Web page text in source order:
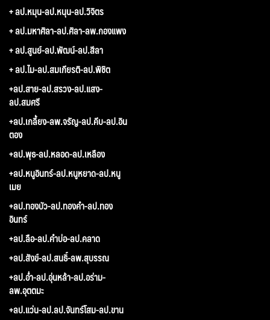
+ ลป.หมุน-ลป.หนุน-ลป.วิจิตร
+ ลป.มหาศิลา-ลป.ศิลา-ลพ.กองแพง
+ ลป.สูนย์-ลป.พัฒน์-ลป.สีลา
+ ลป.ไม-ลป.สมเกียรติ-ลป.พิชิต
+ลป.สาย-ลป.สรวง-ลป.แสง-
ลป.สมศรี
+ลป.เกลี้ยง-ลพ.จรัญ-ลป.คีบ-ลป.อิน
ตอง
+ลป.พุธ-ลป.หลอด-ลป.เหลือง
+ลป.หนูอินทร์-ลป.หนูหยาด-ลป.หนู
เมย
+ลป.ทองบัว-ลป.ทองคำ-ลป.ทอง
อินทร์
+ลป.ลือ-ลป.คำบ่อ-ลป.คลาด
+ลป.สังข์-ลป.สนธิ์-ลพ.สุบรรณ
+ลป.อ่ำ-ลป.อุ่นหล้า-ลป.อร่าม-
ลพ.อุตตมะ
+ลป.แว่น-ลป.ลป.จันทร์โสม-ลป.ขาน